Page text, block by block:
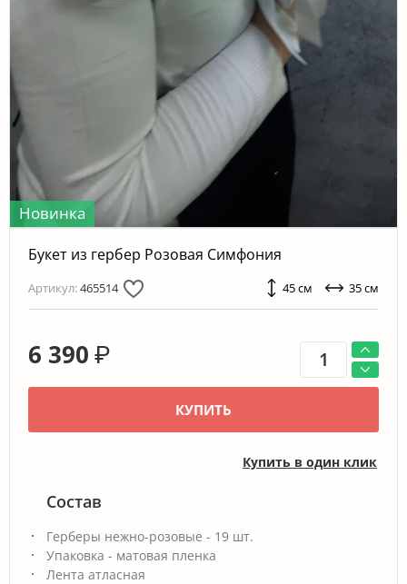
Новинка
Букет из гербер Розовая Симфония
Артикул:465514 45 см 35 см
6 390 ₽
КУПИТЬ
Купить в один клик
Состав
Герберы нежно-розовые - 19 шт.
Упаковка - матовая пленка
Лента атласная